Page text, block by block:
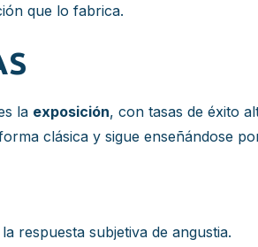
que lo fabrica.
la exposición, con tasas de éxito
clásica y sigue enseñándose
respuesta subjetiva de angustia.